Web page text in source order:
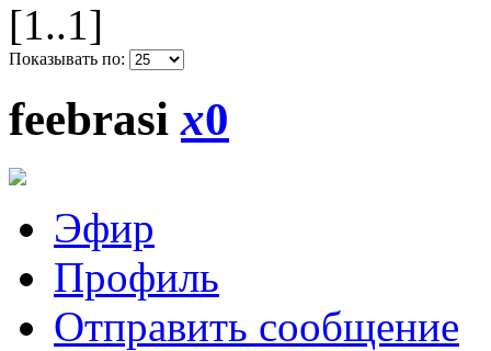
[1..1]
Показывать по:
feebrasix0
Эфир
Профиль
Отправить сообщение